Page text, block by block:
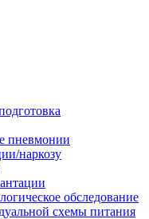
пневмонии
наркозу
обследование
схемы питания